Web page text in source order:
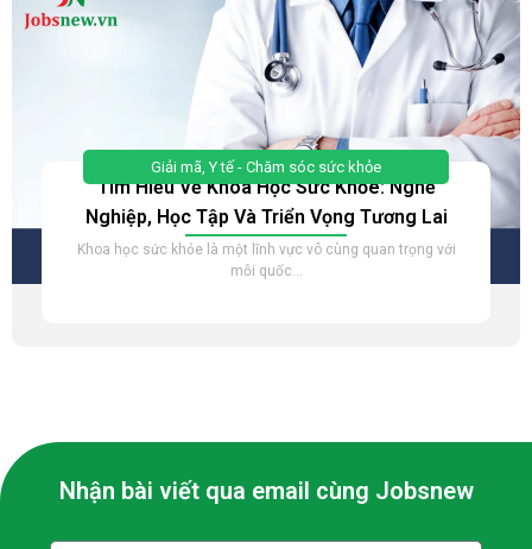
Giải mã ,Y tế - Chăm sóc sức khỏe
Tìm Hiểu Về Khoa Học Sức Khỏe: Nghề
Nghiệp, Học Tập Và Triển Vọng Tương Lai
Khoa học sức khỏe là một lĩnh vực vô cùng quan trọng với
mỗi quốc...
Nhận bài viết qua email cùng Jobsnew